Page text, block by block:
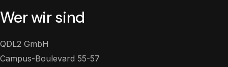
Wer wir sind
QDL2 GmbH
Campus-Boulevard 55-57